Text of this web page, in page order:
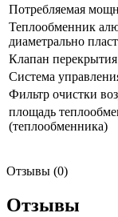
Потребляемая
Теплообменник
диаметрально
Клапан
Система
Фильтр очистки
площадь
(теплообменника)
Отзывы (0)
Отзывы